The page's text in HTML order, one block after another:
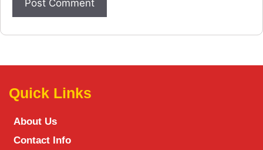
Quick Links
About Us
Contact Info